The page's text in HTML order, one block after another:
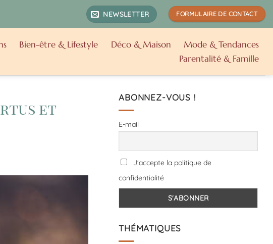
NEWSLETTER FORMULAIRE DE CONTACT
Bien-être & Lifestyle Déco & Maison
Mode & Tendances
Parentalité & Famille
et
ABONNEZ-VOUS !
E-mail
J'accepte la politique de
confidentialité
THÉMATIQUES